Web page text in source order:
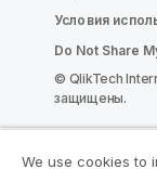
Условия
Do Not Share
© QlikTech
защищены.
We use cookies to